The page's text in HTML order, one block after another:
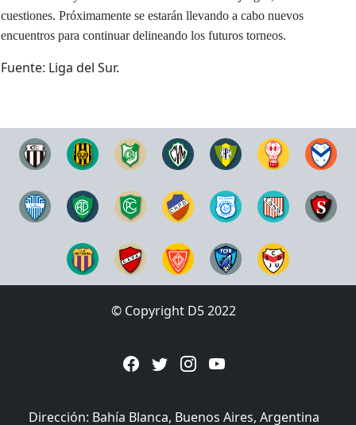
cuestiones. Próximamente se estarán llevando a cabo nuevos
encuentros para continuar delineando los futuros torneos.
Fuente: Liga del Sur.
© Copyright D5 2022
Dirección: Bahía Blanca, Buenos Aires, Argentina